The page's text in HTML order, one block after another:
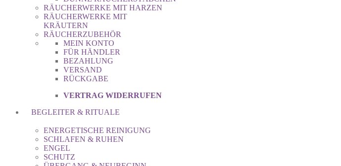
RÄUCHERWERKE MIT HARZEN
RÄUCHERWERKE MIT
KRÄUTERN
RÄUCHERZUBEHÖR
MEIN KONTO
FÜR HÄNDLER
BEZAHLUNG
VERSAND
RÜCKGABE
VERTRAG WIDERRUFEN
BEGLEITER & RITUALE
ENERGETISCHE REINIGUNG
SCHLAFEN & RUHEN
ENGEL
SCHUTZ